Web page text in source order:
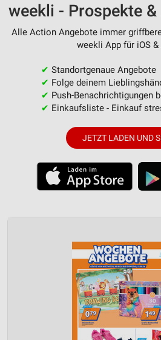
weekli - Prospekte
Alle Action Angebote immer
weekli App für iOS
✔ Standortgenaue Angebote
✔ Folge deinem
✔ Push-Benachrichtigungen
✔ Einkaufsliste - Einkauf
JETZT LADEN UND